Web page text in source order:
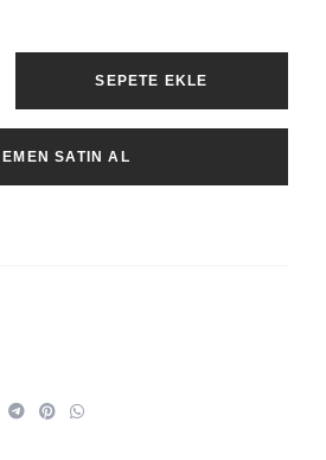
SEPETE EKLE
SATIN AL